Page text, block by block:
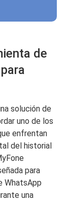
de
solución de
uno de los
enfrentan
del historial
para
WhatsApp
una